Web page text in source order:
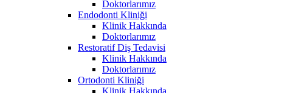
Doktorlarımız
Endodonti Kliniği
Klinik Hakkında
Doktorlarımız
Restoratif Diş Tedavisi
Klinik Hakkında
Doktorlarımız
Ortodonti Kliniği
Klinik Hakkında